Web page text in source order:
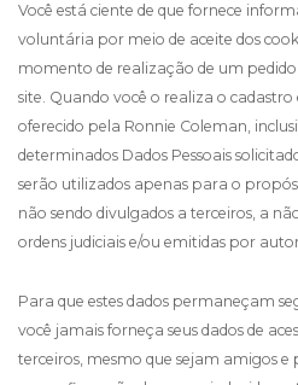
Você está ciente de que fornece
voluntária por meio de aceite dos
momento de realização de um
site. Quando você o realiza o
oferecido pela Ronnie Coleman,
determinados Dados Pessoais
serão utilizados apenas para o
não sendo divulgados a terceiros, a
ordens judiciais e/ou emitidas por
Para que estes dados permaneçam
você jamais forneça seus dados de
terceiros, mesmo que sejam amigos e